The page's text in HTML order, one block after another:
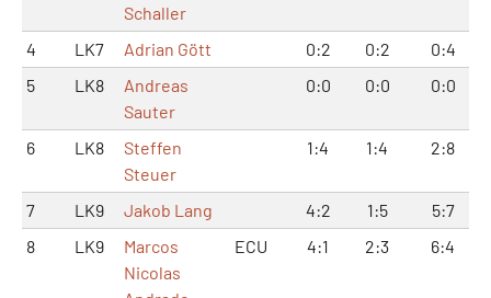
Schaller
4 LK7 Adrian Gött 0:2 0:2
0:4
5
LK8
Andreas
Sauter
0:0 0:0 0:0
6 LK8
Steffen
Steuer
1:4 1:4 2:8
7 LK9 Jakob Lang 4:2 1:5
5:7
8
LK9
Marcos
Nicolas
ECU 4:1 2:3 6:4